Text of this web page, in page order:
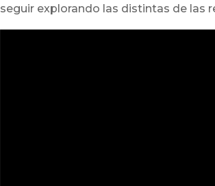
seguir explorando las distintas de las